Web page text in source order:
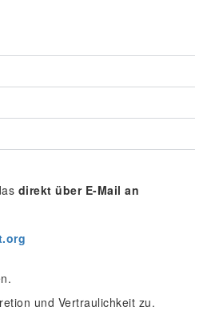
direkt über E-Mail an
und Vertraulichkeit zu.